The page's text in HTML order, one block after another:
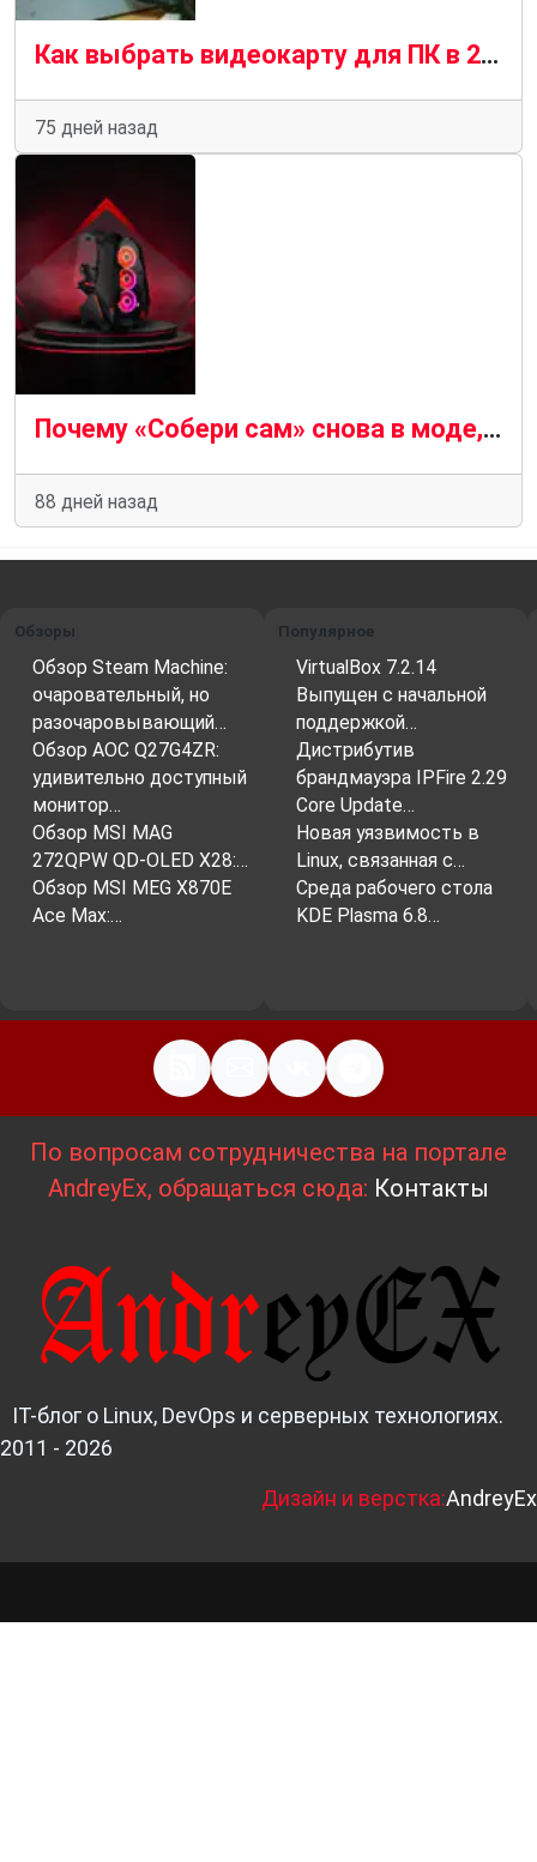
Как выбрать видеокарту для ПК в 2026 году — подробное руководство
75 дней назад
Почему «Собери сам» снова в моде, или Асимметричный ответ конвейеру
88 дней назад
Обзоры
Обзор Steam Machine:
очаровательный, но
разочаровывающий…
Обзор AOC Q27G4ZR:
удивительно доступный
монитор…
Обзор MSI MAG
272QPW QD-OLED X28:…
Обзор MSI MEG X870E
Ace Max:…
Популярное
VirtualBox 7.2.14
Выпущен с начальной
поддержкой…
Дистрибутив
брандмауэра IPFire 2.29
Core Update…
Новая уязвимость в
Linux, связанная с…
Среда рабочего стола
KDE Plasma 6.8…
По вопросам сотрудничества на портале
AndreyEx, обращаться сюда: Контакты
IT-блог о Linux, DevOps и серверных технологиях.
2011 - 2026
Дизайн и верстка:AndreyEx